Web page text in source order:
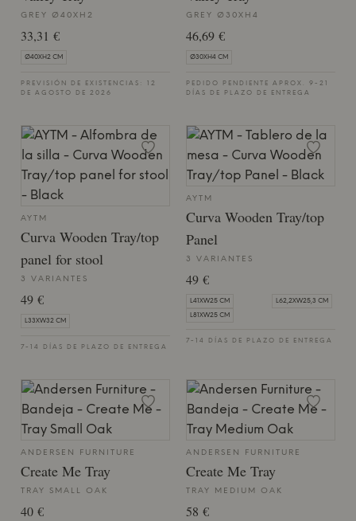
GREY Ø40XH2
33,31 €
Ø40XH2 CM
PREVISIÓN DE EXISTENCIAS: 12
DE AGOSTO DE 2026
GREY Ø30XH4
46,69 €
Ø30XH4 CM
PEDIDO PENDIENTE APROX. 9-21
DÍAS DE PLAZO DE ENTREGA
AYTM
Curva Wooden Tray/top
panel for stool
3 VARIANTES
49 €
L33XW32 CM
7-14 DÍAS DE PLAZO DE ENTREGA
AYTM
Curva Wooden Tray/top
Panel
3 VARIANTES
49 €
L41XW25 CM L62,2XW25,3 CM
L81XW25 CM
7-14 DÍAS DE PLAZO DE ENTREGA
ANDERSEN FURNITURE
Create Me Tray
TRAY SMALL OAK
40 €
ANDERSEN FURNITURE
Create Me Tray
TRAY MEDIUM OAK
58 €